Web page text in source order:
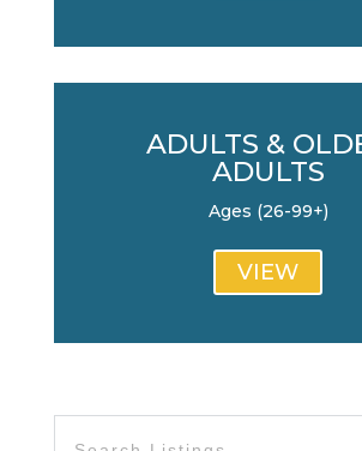
ADULTS &
ADULTS
Ages (26-99+)
VIEW